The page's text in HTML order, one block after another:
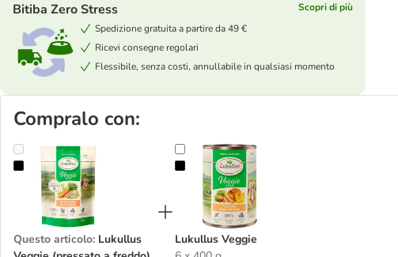
Bitiba Zero Stress
Scopri di più
Spedizione gratuita a partire da 49 €
Ricevi consegne regolari
Flessibile, senza costi, annullabile in qualsiasi momento
Compralo con:
Lukullus Veggie (pressato a freddo)
Questo articolo: Lukullus
Lukullus Veggie
Lukullus Veggie